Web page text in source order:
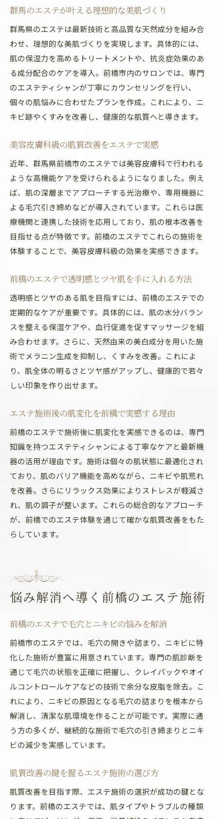
肌質が変わるエステ体験を前橋で
前橋で実感する肌質改善エステ体験談
エステの施術後に得られる肌の透明感とは
ハーブピーリング後の肌変化とその効果
群馬のエステ体験でわかる持続する美肌力
前橋でエステを選ぶべき理由と満足度の声
ハーブピーリング効果とエステ活用法
エステで体験するハーブピーリングの特長
前橋のエステにおけるハーブピーリング効
果
剥離ありハーブピーリングを安心して受け
るコツ
群馬のエステで人気のハーブピーリング実
ハーブピーリングの施術後ケアと注意点
エステの力でハーブピーリング効果を最大
化
エステの肌質改善で透明感アップ実現
エステで叶う透明感アップの肌質改善方法
前橋エステの美肌術で肌トーンを明るくす
る
群馬で評判のエステ施術と透明感の関係性
エステ独自のケアで肌のツヤを取り戻す秘
肌質改善で感じる透明感アップの実体験
前橋で人気のエステ施術とは何か
前橋で注目のエステ施術とおすすめポイン
ト
美肌を目指すなら選びたいエステの最新施
美容皮膚科とエステの施術の違いを比較
敏感肌にも優しい前橋エステのこだわり
エステの力で肌トラブルにさよなら
エステの施術で肌トラブルを根本から改善
前橋のエステがもたらす肌悩み解消の効果
群馬で受けられるエステの安全性と信頼性
エステで目指す健康的な美肌とその持続力
肌質改善後のアフターケアが重要な理由
エステと共に美肌をキープする生活習慣
群馬のエステが叶える理想的な美肌づくり
群馬県のエステは最新技術と高品質な天然成分を組み合
わせ、理想的な美肌づくりを実現します。具体的には、
肌の保湿力を高めるトリートメントや、抗炎症効果のあ
る成分配合のケアを導入。前橋市内のサロンでは、専門
のエステティシャンが丁寧にカウンセリングを行い、
個々の肌悩みに合わせたプランを作成。これにより、ニ
キビ跡やくすみを改善し、健康的な肌質へと導きます。
美容皮膚科級の肌質改善をエステで実感
近年、群馬県前橋市のエステでは美容皮膚科で行われる
ような高機能ケアを受けられるようになりました。例え
ば、肌の深層までアプローチする光治療や、専用機器に
よる毛穴引き締めなどが導入されています。これらは医
療機関と連携した技術を応用しており、肌の根本改善を
目指せる点が特徴です。前橋のエステでこれらの施術を
体験することで、美容皮膚科級の効果を実感できます。
前橋のエステで透明感とツヤ肌を手に入れる方法
透明感とツヤのある肌を目指すには、前橋のエステでの
定期的なケアが重要です。具体的には、肌の水分バラン
スを整える保湿ケアや、血行促進を促すマッサージを組
み合わせます。さらに、天然由来の美白成分を用いた施
術でメラニン生成を抑制し、くすみを改善。これによ
り、肌全体の明るさとツヤ感がアップし、健康的で若々
しい印象を作り出せます。
エステ施術後の肌変化を前橋で実感する理由
前橋のエステで施術後に肌変化を実感できるのは、専門
知識を持つエステティシャンによる丁寧なケアと最新機
器の活用が理由です。施術は個々の肌状態に最適化され
ており、肌のバリア機能を高めながら、ニキビや肌荒れ
を改善。さらにリラックス効果によりストレスが軽減さ
れ、肌の調子が整います。これらの総合的なアプローチ
が、前橋でのエステ体験を通じて確かな肌質改善をもた
らしています。
悩み解消へ導く前橋のエステ施術
前橋のエステで毛穴とニキビの悩みを解消
前橋市のエステでは、毛穴の開きや詰まり、ニキビに特
化した施術が豊富に用意されています。専門の肌診断を
通じて毛穴の状態を正確に把握し、クレイパックやオイ
ルコントロールケアなどの技術で余分な皮脂を除去。こ
れにより、ニキビの原因となる毛穴の詰まりを根本から
解消し、清潔な肌環境を作ることが可能です。実際に通
う方の多くが、継続的な施術で毛穴の引き締まりとニキ
ビの減少を実感しています。
肌質改善の鍵を握るエステ施術の選び方
肌質改善を目指す際、エステ施術の選択が成功の鍵とな
ります。前橋のエステでは、肌タイプやトラブルの種類